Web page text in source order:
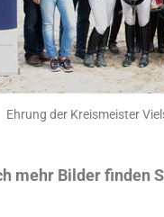
Ehrung der Kreismeister
mehr Bilder finden